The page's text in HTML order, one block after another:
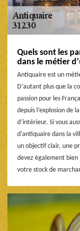
Quels sont les
dans le métier
Antiquaire est un
D’autant plus que la
passion pour les
depuis l’explosion de
d’intérieur. Si vous
d’antiquaire dans la
un objectif clair, une
devez également
votre stock de